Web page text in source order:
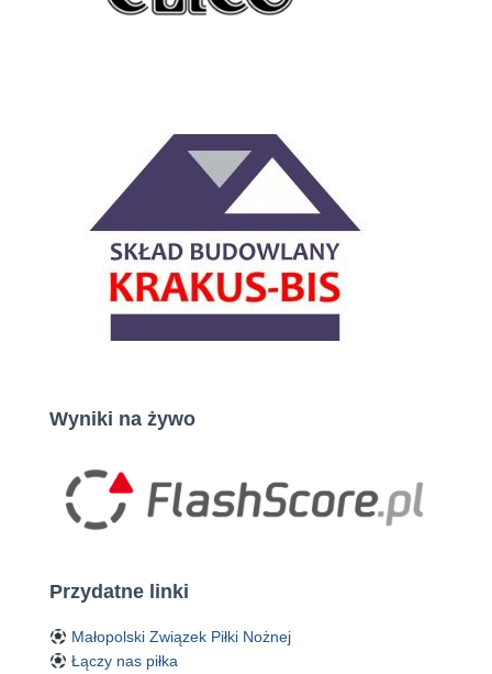
Wyniki na żywo
Przydatne linki
Małopolski Związek Piłki Nożnej
Łączy nas piłka